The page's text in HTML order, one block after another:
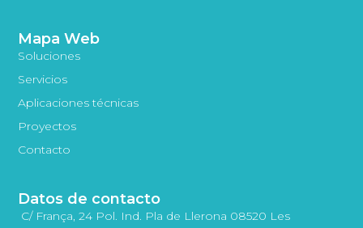
Mapa Web
Soluciones
Servicios
Aplicaciones técnicas
Proyectos
Contacto
Datos de contacto
C/ França, 24 Pol. Ind. Pla de Llerona 08520 Les